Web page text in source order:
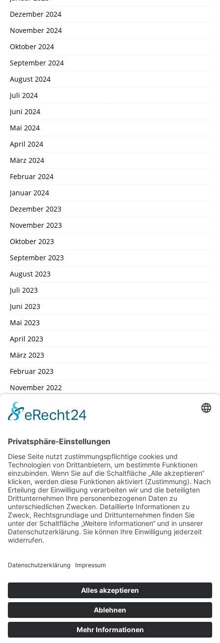
Dezember 2024
November 2024
Oktober 2024
September 2024
August 2024
Juli 2024
Juni 2024
Mai 2024
April 2024
März 2024
Februar 2024
Januar 2024
Dezember 2023
November 2023
Oktober 2023
September 2023
August 2023
Juli 2023
Juni 2023
Mai 2023
April 2023
März 2023
Februar 2023
November 2022
Oktober 2022
September 2022
August 2022
Juli 2022
Februar 2022
Januar 2022